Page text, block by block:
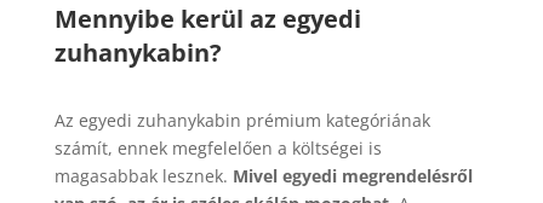
Mennyibe kerül az egyedi
zuhanykabin?
Az egyedi zuhanykabin prémium kategóriának
számít, ennek megfelelően a költségei is
magasabbak lesznek. Mivel egyedi megrendelésről